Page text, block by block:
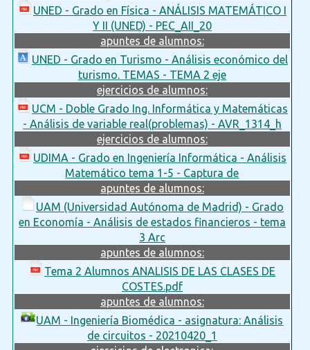
UNED - Grado en Física - ANÁLISIS MATEMÁTICO I
Y II (UNED) - PEC_AII_20
apuntes de alumnos:
UNED - Grado en Turismo - Análisis económico del
turismo. TEMAS - TEMA 2 eje
ejercicios de alumnos:
UCM - Doble Grado Ing. Informática y Matemáticas
- Análisis de variable real(problemas) - AVR_1314_h
ejercicios de alumnos:
UDIMA - Grado en Ingeniería Informática - Análisis
Matemático tema 1-5 - Captura de
apuntes de alumnos:
UAM (Universidad Autónoma de Madrid) - Grado
en Economía - Análisis de estados financieros - tema
3 Arc
apuntes de alumnos:
Tema 2 Alumnos ANALISIS DE LAS CLASES DE
COSTES.pdf
apuntes de alumnos:
UAM - Ingeniería Biomédica - asignatura: Análisis
de circuitos - 20210420_1